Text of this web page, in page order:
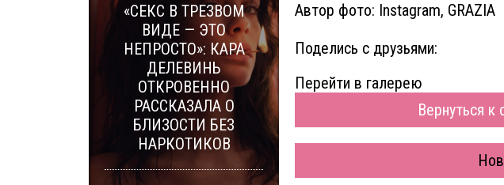
Автор фото: Instagram, GRAZIA
Поделись с друзьями:
Перейти в галерею
Вернуться к
«СЕКС В ТРЕЗВОМ
ВИДЕ — ЭТО
НЕПРОСТО»: КАРА
ДЕЛЕВИНЬ
ОТКРОВЕННО
РАССКАЗАЛА О
БЛИЗОСТИ БЕЗ
НАРКОТИКОВ